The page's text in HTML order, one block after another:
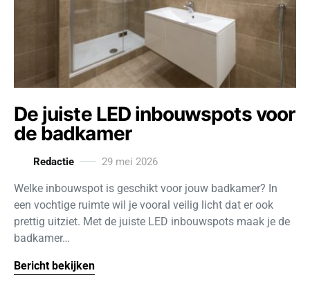
De juiste LED inbouwspots voor
de badkamer
Redactie 29 mei 2026
Welke inbouwspot is geschikt voor jouw badkamer? In
een vochtige ruimte wil je vooral veilig licht dat er ook
prettig uitziet. Met de juiste LED inbouwspots maak je de
badkamer…
Bericht bekijken